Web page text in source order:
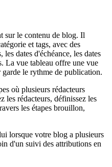
sur le contenu de blog. Il
et tags, avec des
dates d'échéance, les dates
La vue tableau offre une vue
le rythme de publication.
où plusieurs rédacteurs
les rédacteurs, définissez les
les étapes brouillon,
lorsque votre blog a plusieurs
d'un suivi des attributions en